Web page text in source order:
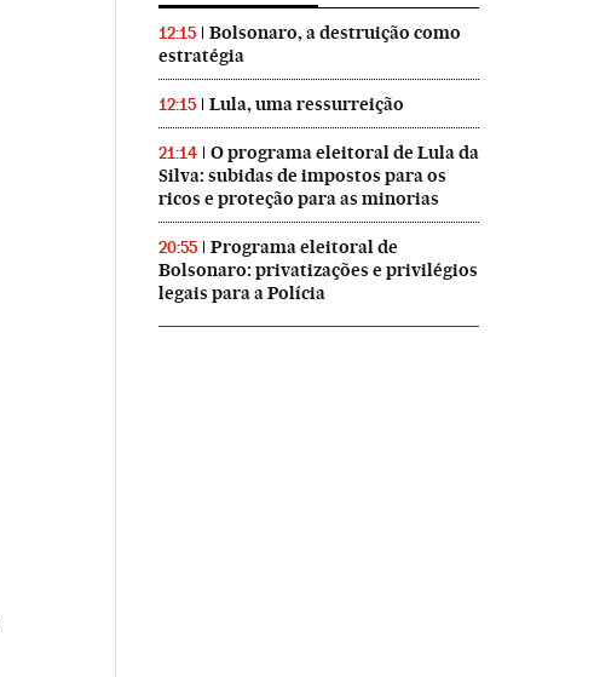
12:15
Bolsonaro, a destruição como
estratégia
12:15 Lula, uma ressurreição
21:14
O programa eleitoral de Lula da
Silva: subidas de impostos para os
ricos e proteção para as minorias
20:55
Programa eleitoral de
Bolsonaro: privatizações e privilégios
legais para a Polícia